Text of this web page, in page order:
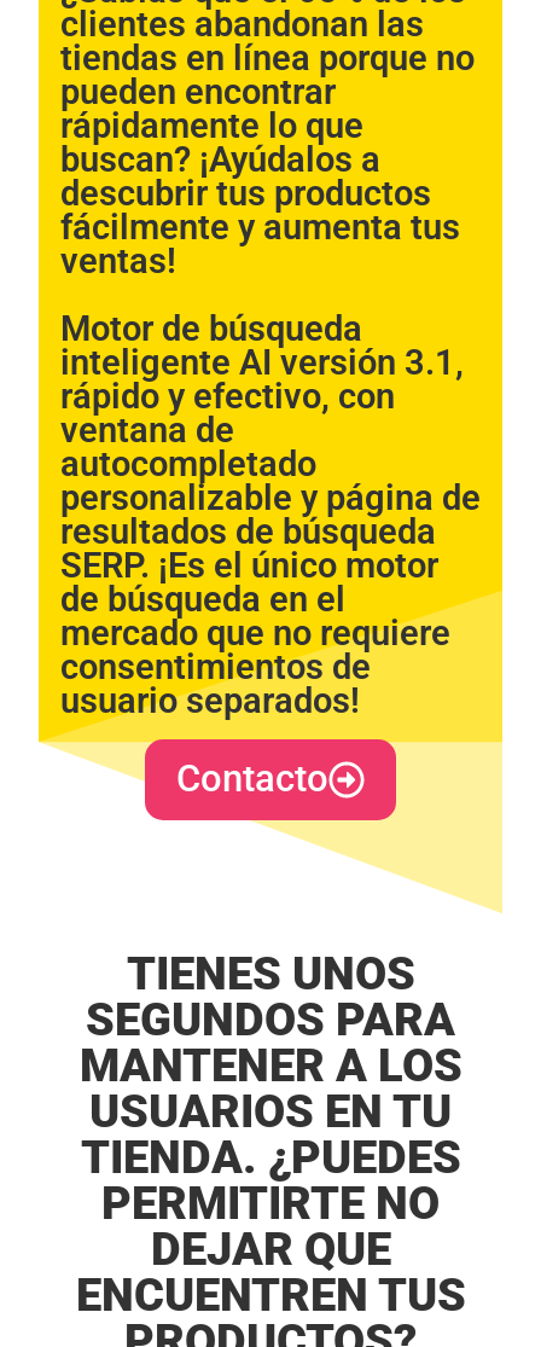
clientes abandonan las
tiendas en línea porque no
pueden encontrar
rápidamente lo que
buscan? ¡Ayúdalos a
descubrir tus productos
fácilmente y aumenta tus
ventas!
Motor de búsqueda
inteligente AI versión 3.1,
rápido y efectivo, con
ventana de
autocompletado
personalizable y página de
resultados de búsqueda
SERP. ¡Es el único motor
de búsqueda en el
mercado que no requiere
consentimientos de
usuario separados!​​
Contacto
TIENES UNOS
SEGUNDOS PARA
MANTENER A LOS
USUARIOS EN TU
TIENDA. ¿PUEDES
PERMITIRTE NO
DEJAR QUE
ENCUENTREN TUS
not
optional.
They are
needed for
to function.
Statistics
In order for
and
structure,
how the
Experience
In order for
our website
as well as
possible
during your
visit. If you
refuse these
some
functionality
will
disappear
website.
By sharing
your
interests
and
you visit our
site, you
increase the
chance of
seeing
personalized
content and
offers.